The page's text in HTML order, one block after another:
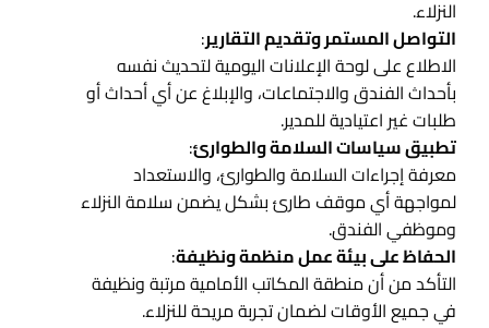
النزلاء.
التواصل المستمر وتقديم التقارير:
الاطلاع على لوحة الإعلانات اليومية لتحديث نفسه
بأحداث الفندق والاجتماعات، والإبلاغ عن أي أحداث أو
طلبات غير اعتيادية للمدير.
تطبيق سياسات السلامة والطوارئ:
معرفة إجراءات السلامة والطوارئ، والاستعداد
لمواجهة أي موقف طارئ بشكل يضمن سلامة النزلاء
وموظفي الفندق.
الحفاظ على بيئة عمل منظمة ونظيفة:
التأكد من أن منطقة المكاتب الأمامية مرتبة ونظيفة
في جميع الأوقات لضمان تجربة مريحة للنزلاء.